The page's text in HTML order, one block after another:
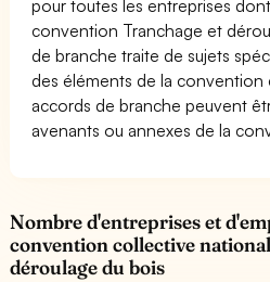
pour toutes les entreprises
convention Tranchage et
de branche traite de sujets
des éléments de la convention
accords de branche peuvent
avenants ou annexes de la
Nombre d'entreprises et
convention collective
déroulage du bois